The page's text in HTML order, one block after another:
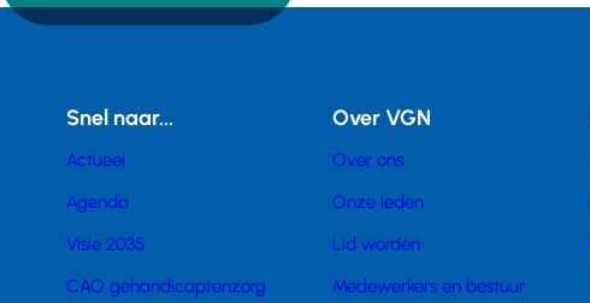
Snel naar...
Actueel
Agenda
Visie 2035
CAO gehandicaptenzorg
Over VGN
Over ons
Onze leden
Lid worden
Medewerkers en bestuur